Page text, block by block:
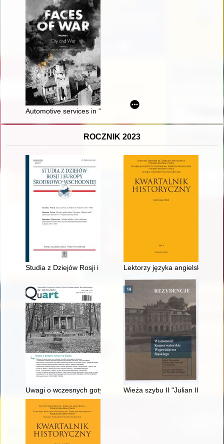
Automotive services in "Festung Krakau" during World War I
ROCZNIK 2023
Studia z Dziejów Rosji i Europy Środkowo-Wschodniej. T. 58,
Lektorzy języka angielskiego
Uwagi o wczesnych gotyckich płytach nagrobnych na Śląsku
Wieża szybu II "Julian II"